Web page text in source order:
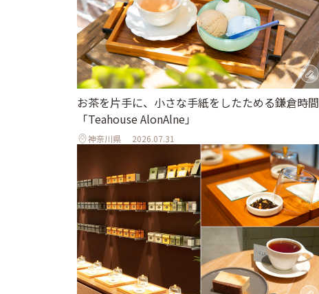
お茶を片手に、小さな手紙をしたためる鎌倉時間
「Teahouse AlonAlne」
神奈川県 2026.07.31